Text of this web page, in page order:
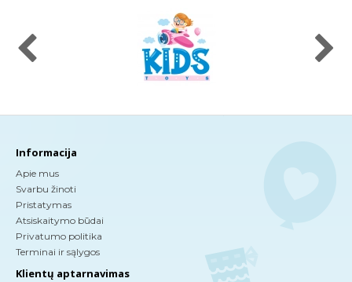
Informacija
Apie mus
Svarbu žinoti
Pristatymas
Atsiskaitymo būdai
Privatumo politika
Terminai ir sąlygos
Klientų aptarnavimas